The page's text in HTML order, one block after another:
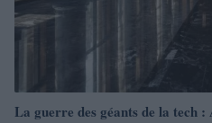
La guerre des géants de la tech